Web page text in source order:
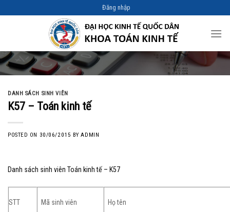
to
Đăng nhập
DANH SÁCH SINH VIÊN
K57 – Toán kinh tế
POSTED ON 30/06/2015 BYADMIN
Danh sách sinh viên Toán kinh tế – K57
STT Mã sinh viên Họ tên